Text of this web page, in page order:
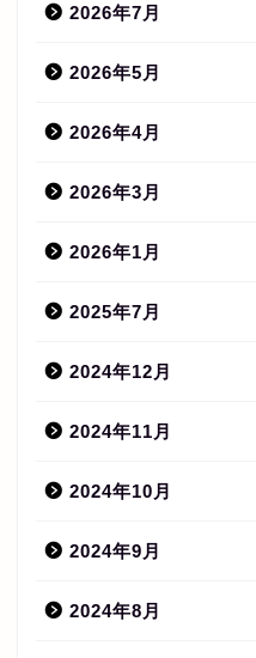
2026年7月
2026年5月
2026年4月
2026年3月
2026年1月
2025年7月
2024年12月
2024年11月
2024年10月
2024年9月
2024年8月